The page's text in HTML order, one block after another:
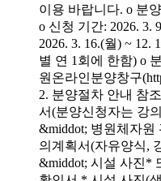
이용 바랍니다. o 분
o 신청 기간: 2026. 3.
2026. 3. 16.(월) ~ 12.
별 연 1회에 한함) o
원온라인분양창구
2. 분양절차 안내 참
서(분양신청자는 강
&middot; 병원체자원
의계획서(자유양식,
&middot; 시설 사진*